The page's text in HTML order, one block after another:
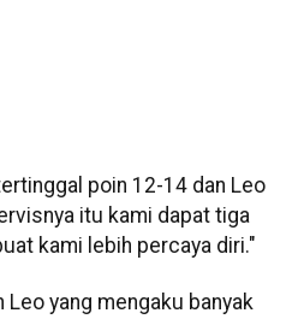
poin 12-14 dan Leo
itu kami dapat tiga
kami lebih percaya diri."
Leo yang mengaku banyak